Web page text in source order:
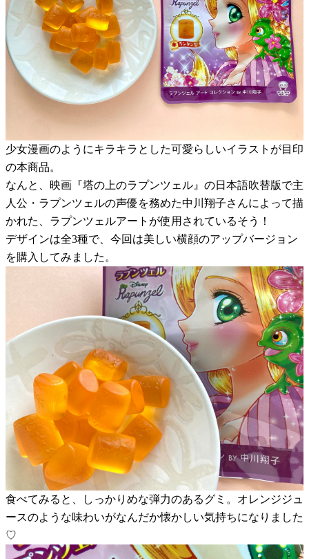
少女漫画のようにキラキラとした可愛らしいイラストが目印
の本商品。
なんと、映画『塔の上のラプンツェル』の日本語吹替版で主
人公・ラプンツェルの声優を務めた中川翔子さんによって描
かれた、ラプンツェルアートが使用されているそう！
デザインは全3種で、今回は美しい横顔のアップバージョン
を購入してみました。
食べてみると、しっかりめな弾力のあるグミ。オレンジジュ
ースのような味わいがなんだか懐かしい気持ちになりました
♡